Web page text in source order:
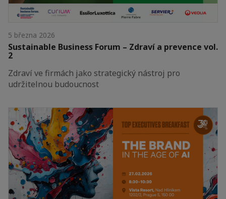
5 března 2026
Sustainable Business Forum – Zdraví a prevence vol.
2
Zdraví ve firmách jako strategický nástroj pro
udržitelnou budoucnost